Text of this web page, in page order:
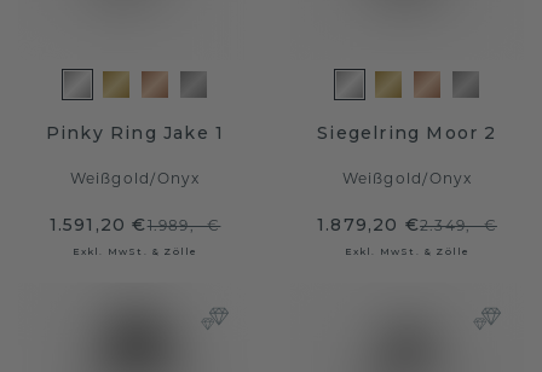
Pinky Ring Jake 1
Weißgold/Onyx
1.591,20 €1.989,- €
Exkl. MwSt. & Zölle
Siegelring Moor 2
Weißgold/Onyx
1.879,20 €2.349,- €
Exkl. MwSt. & Zölle